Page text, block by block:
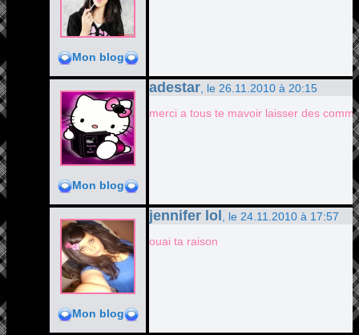
Mon blog
Mon blog
adestar , le 26.11.2010 à 20:15
merci a tous te mavoir laisser des
Mon blog
jennifer lol
, le 24.11.2010 à 17:57
ouai ta raison